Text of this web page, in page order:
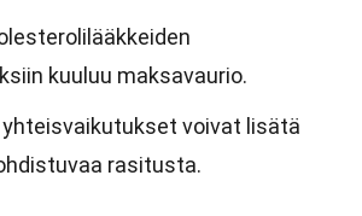
kuuluu maksavaurio.
yhteisvaikutukset voivat lisätä
rasitusta.